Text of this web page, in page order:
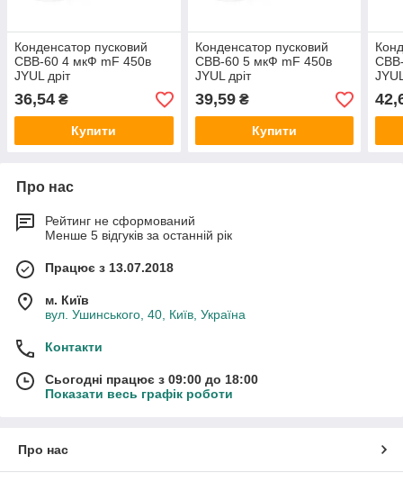
Конденсатор пусковий
CBB-60 4 мкФ mF 450в
JYUL дріт
36,54 ₴
Купити
Конденсатор пусковий
CBB-60 5 мкФ mF 450в
JYUL дріт
39,59₴
Купити
Про нас
Рейтинг не сформований
Менше 5 відгуків за останній рік
Працює з 13.07.2018
м. Київ
вул. Ушинського, 40, Київ, Україна
Контакти
Сьогодні працює з 09:00 до 18:00
Показати весь графік роботи
Про нас